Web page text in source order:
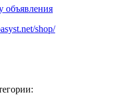
объявления
shop/